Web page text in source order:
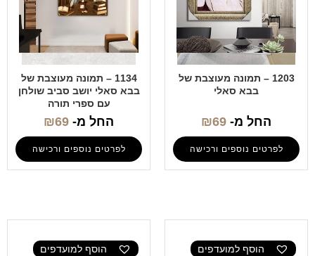
1203 – תמונה מעוצבת של
בבא סאלי
החל מ- ₪69
לפרטים נוספים ורכישה
1134 – תמונה מעוצבת של
בבא סאלי יושב סביב שולחן
עם ספרי תורה
החל מ- ₪69
לפרטים נוספים ורכישה
הוסף למועדפים הוסף למועדפים